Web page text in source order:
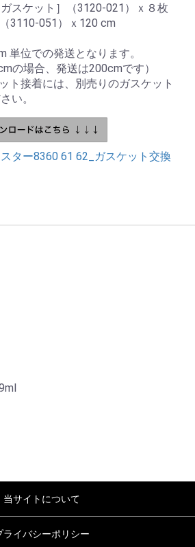
ガスケット］（3120-021）ｘ８枚
3110-051）ｘ120 cm
単位での発送となります。
の場合、発送は200cmです）
ト接着には、別売りのガスケット
い。
ター8360 61 62_ガスケット交換
当サイトについて
ライバシーポリシー